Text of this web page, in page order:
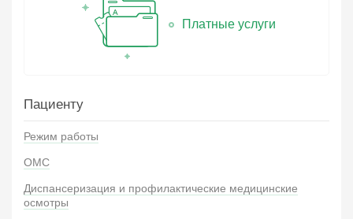
Платные услуги
Пациенту
Режим работы
ОМС
Диспансеризация и профилактические медицинские
осмотры